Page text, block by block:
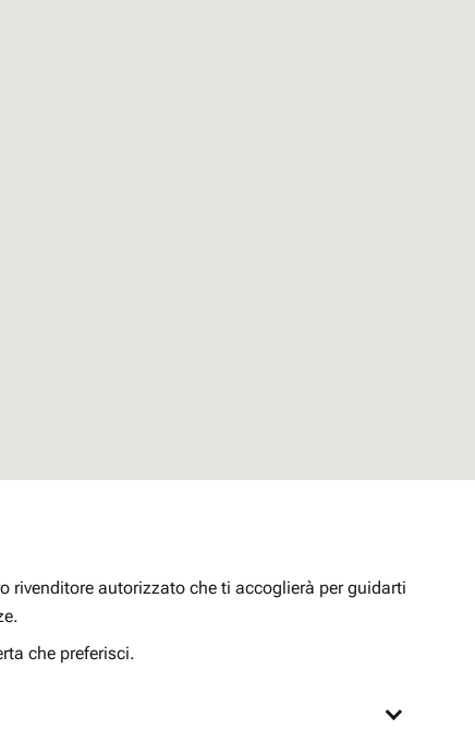
rivenditore autorizzato che ti accoglierà per guidarti
che preferisci.